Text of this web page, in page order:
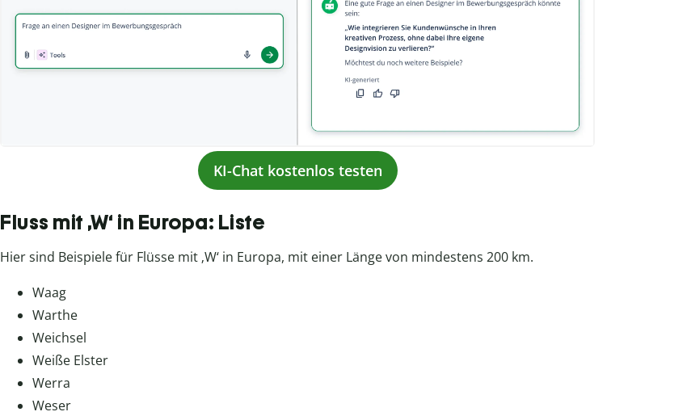
KI-Chat kostenlos testen
Fluss mit ‚W‘ in Europa: Liste
Hier sind Beispiele für Flüsse mit ‚W‘ in Europa, mit einer Länge von mindestens 200 km.
Waag
Warthe
Weichsel
Weiße Elster
Werra
Weser